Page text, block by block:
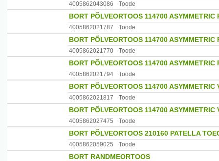
4005862043086 Toode
BORT PÕLVEORTOOS 114700 ASYMMETRIC
4005862021787 Toode
BORT PÕLVEORTOOS 114700 ASYMMETRIC
4005862021770 Toode
BORT PÕLVEORTOOS 114700 ASYMMETRIC
4005862021794 Toode
BORT PÕLVEORTOOS 114700 ASYMMETRIC
4005862021817 Toode
BORT PÕLVEORTOOS 114700 ASYMMETRIC
4005862027475 Toode
BORT PÕLVEORTOOS 210160 PATELLA
4005862059025 Toode
BORT RANDMEORTOOS